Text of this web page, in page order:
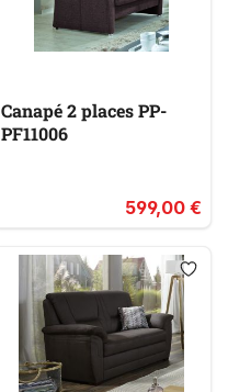
Canapé 2 places PP-
PF11006
599,00 €